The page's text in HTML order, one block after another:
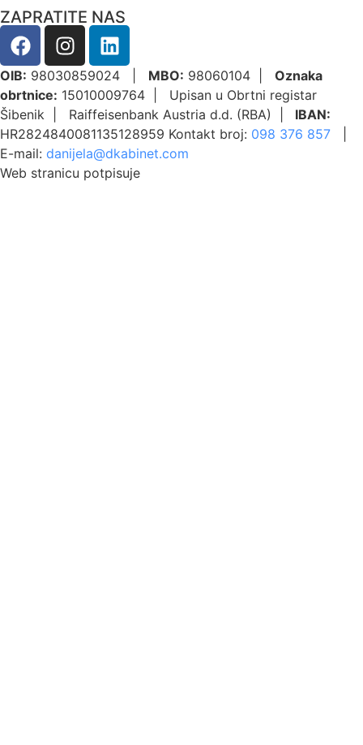
ZAPRATITE NAS
OIB: 98030859024 | MBO: 98060104 | Oznaka
obrtnice: 15010009764 | Upisan u Obrtni registar
Šibenik | Raiffeisenbank Austria d.d. (RBA) |
IBAN:
HR2824840081135128959 Kontakt broj: 098 376 857
E-mail: danijela@dkabinet.com
Web stranicu potpisuje